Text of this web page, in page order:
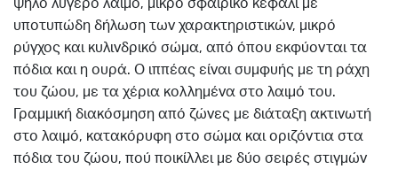
υποτυπώδη δήλωση των χαρακτηριστικών, μικρό
ρύγχος και κυλινδρικό σώμα, από όπου εκφύονται τα
πόδια και η ουρά. Ο ιππέας είναι συμφυής με τη ράχη
του ζώου, με τα χέρια κολλημένα στο λαιμό του.
Γραμμική διακόσμηση από ζώνες με διάταξη ακτινωτή
στο λαιμό, κατακόρυφη στο σώμα και οριζόντια στα
πόδια του ζώου, πού ποικίλλει με δύο σειρές στιγμών